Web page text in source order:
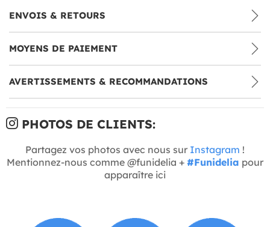
ENVOIS & RETOURS
MOYENS DE PAIEMENT
AVERTISSEMENTS & RECOMMANDATIONS
PHOTOS DE CLIENTS:
Partagez vos photos avec nous sur Instagram !
Mentionnez-nous comme @funidelia + #Funidelia pour
apparaître ici